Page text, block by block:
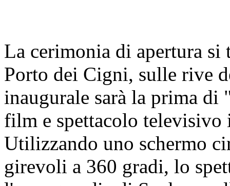
La cerimonia di apertura si
Porto dei Cigni, sulle rive
inaugurale sarà la prima
film e spettacolo televisivo
Utilizzando uno schermo
girevoli a 360 gradi, lo